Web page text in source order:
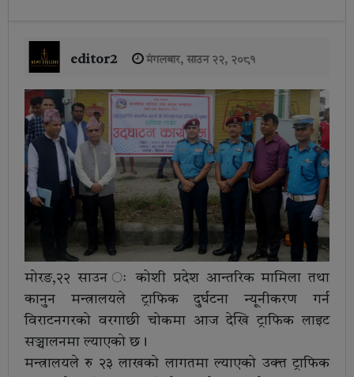
editor2 मंगलबार, साउन २२, २०८१
मोरङ,२२ साउन ः कोशी प्रदेश आन्तरिक मामिला तथा
कानुन मन्त्रालयले ट्राफिक दुर्घटना न्यूनीकरण गर्न
विराटनगरको वरगाछी चोकमा आज देखि ट्राफिक लाइट
सञ्चालनमा ल्याएको छ।
मन्त्रालयले रु २३ लाखको लागतमा ल्याएको उक्त्त ट्राफिक